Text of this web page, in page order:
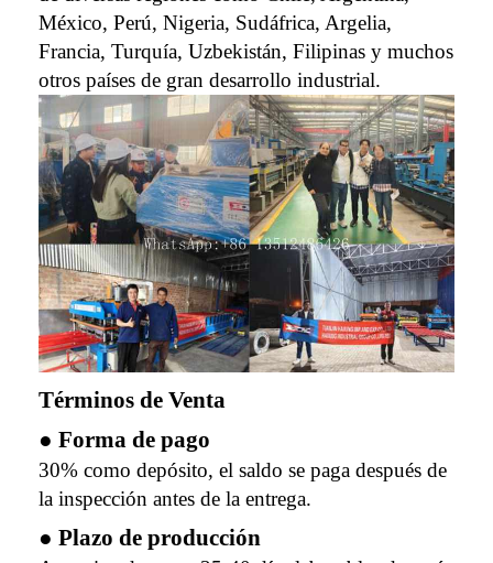
México, Perú, Nigeria, Sudáfrica, Argelia,
Francia, Turquía, Uzbekistán, Filipinas y muchos
otros países de gran desarrollo industrial.
Términos de Venta
● Forma de pago
30% como depósito, el saldo se paga después de
la inspección antes de la entrega.
● Plazo de producción